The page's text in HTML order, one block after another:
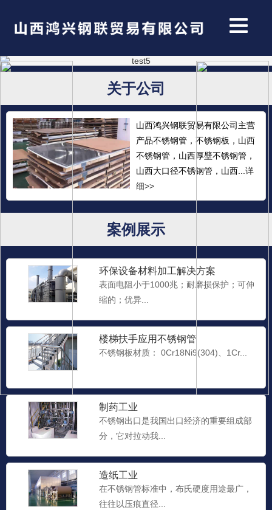
关于公司
山西鸿兴钢联贸易有限公司主营
产品不锈钢管，不锈钢板，山西
不锈钢管，山西厚壁不锈钢管，
山西大口径不锈钢管，山西...详
细>>
案例展示
环保设备材料加工解决方案
表面电阻小于1000兆；耐磨损保护；可伸
缩的；优异...
楼梯扶手应用不锈钢管
不锈钢板材质： 0Cr18Ni9(304)、1Cr...
制药工业
不锈钢出口是我国出口经济的重要组成部
分，它对拉动我...
造纸工业
在不锈钢管标准中，布氏硬度用途最广，
往往以压痕直径...